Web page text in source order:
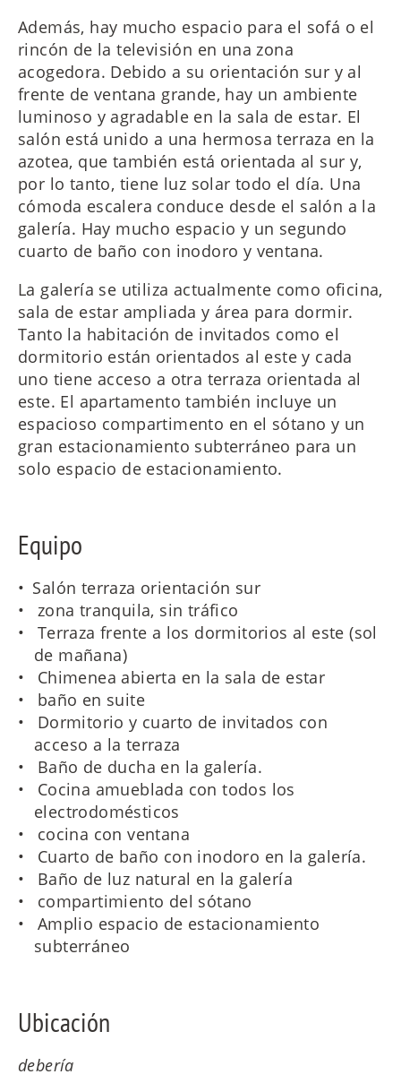
Además, hay mucho espacio para el sofá o el
rincón de la televisión en una zona
acogedora. Debido a su orientación sur y al
frente de ventana grande, hay un ambiente
luminoso y agradable en la sala de estar. El
salón está unido a una hermosa terraza en la
azotea, que también está orientada al sur y,
por lo tanto, tiene luz solar todo el día. Una
cómoda escalera conduce desde el salón a la
galería. Hay mucho espacio y un segundo
cuarto de baño con inodoro y ventana.
La galería se utiliza actualmente como oficina,
sala de estar ampliada y área para dormir.
Tanto la habitación de invitados como el
dormitorio están orientados al este y cada
uno tiene acceso a otra terraza orientada al
este. El apartamento también incluye un
espacioso compartimento en el sótano y un
gran estacionamiento subterráneo para un
solo espacio de estacionamiento.
Equipo
Salón terraza orientación sur
zona tranquila, sin tráfico
Terraza frente a los dormitorios al este (sol
de mañana)
Chimenea abierta en la sala de estar
baño en suite
Dormitorio y cuarto de invitados con
acceso a la terraza
Baño de ducha en la galería.
Cocina amueblada con todos los
electrodomésticos
cocina con ventana
Cuarto de baño con inodoro en la galería.
Baño de luz natural en la galería
compartimiento del sótano
Amplio espacio de estacionamiento
subterráneo
Ubicación
debería